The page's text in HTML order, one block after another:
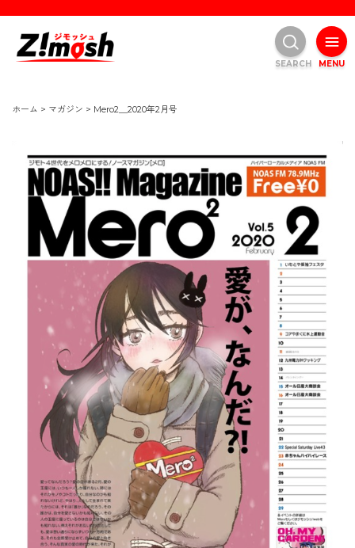
ホーム > マガジン > Mero2＿2020年2月号
MENU
SEARCH